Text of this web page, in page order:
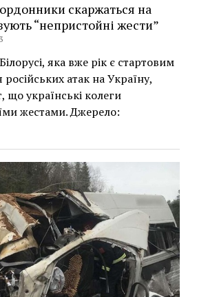
скаржаться на
“непристойні жести”
яка вже рік є стартовим
атак на Україну,
що українські колеги
жестами. Джерело: